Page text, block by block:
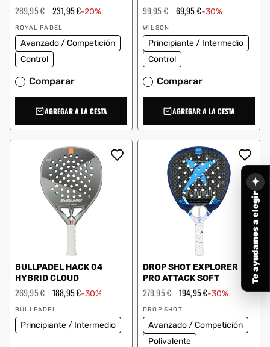
Precio
habitual
289,95 € Precio
oferta
231,95 €-20%
Proveedor:
ROYAL PADEL
Avanzado / Competición
Control
Comparar
AGREGAR A LA CESTA
Precio
habitual
99,95 € Precio
69,95 €-30%
Proveedor:
WILSON
Principiante / Intermedio
Control
Comparar
AGREGAR A LA CESTA
BULLPADEL HACK 04
HYBRID CLOUD
Precio
habitual
269,95 € Precio
de
oferta
188,95 €-30%
Proveedor:
BULLPADEL
Principiante / Intermedio
DROP SHOT EXPLORER
PRO ATTACK SOFT
Precio
habitual
279,95 € Precio
oferta
194,95 €-30%
Proveedor:
DROP SHOT
Avanzado / Competición
Polivalente
Te ayudamos a elegir